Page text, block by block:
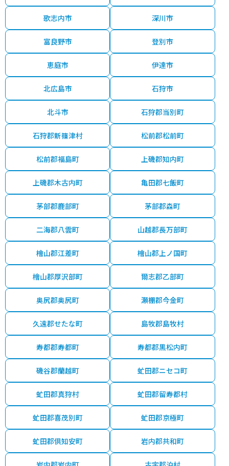
歌志内市 深川市
富良野市 登別市
恵庭市 伊達市
北広島市 石狩市
北斗市 石狩郡当別町
石狩郡新篠津村 松前郡松前町
松前郡福島町 上磯郡知内町
上磯郡木古内町 亀田郡七飯町
茅部郡鹿部町 茅部郡森町
二海郡八雲町 山越郡長万部町
檜山郡江差町 檜山郡上ノ国町
檜山郡厚沢部町 爾志郡乙部町
奥尻郡奥尻町 瀬棚郡今金町
久遠郡せたな町 島牧郡島牧村
寿都郡寿都町 寿都郡黒松内町
磯谷郡蘭越町 虻田郡ニセコ町
虻田郡真狩村 虻田郡留寿都村
虻田郡喜茂別町 虻田郡京極町
虻田郡倶知安町 岩内郡共和町